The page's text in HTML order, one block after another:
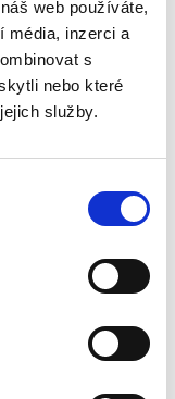
web používáte,
média, inzerci a
s
nebo které
služby.
na
unijním